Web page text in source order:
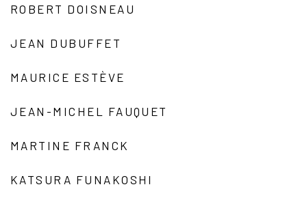
ROBERT DOISNEAU
JEAN DUBUFFET
MAURICE ESTÈVE
JEAN-MICHEL FAUQUET
MARTINE FRANCK
KATSURA FUNAKOSHI